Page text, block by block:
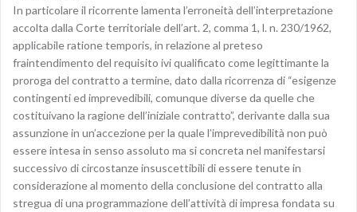
In particolare il ricorrente lamenta l’erroneità dell’interpretazione
accolta dalla Corte territoriale dell’art. 2, comma 1, l. n. 230/1962,
applicabile ratione temporis, in relazione al preteso
fraintendimento del requisito ivi qualificato come legittimante la
proroga del contratto a termine, dato dalla ricorrenza di “esigenze
contingenti ed imprevedibili, comunque diverse da quelle che
costituivano la ragione dell’iniziale contratto”, derivante dalla sua
assunzione in un’accezione per la quale l’imprevedibilità non può
essere intesa in senso assoluto ma si concreta nel manifestarsi
successivo di circostanze insuscettibili di essere tenute in
considerazione al momento della conclusione del contratto alla
stregua di una programmazione dell’attività di impresa fondata su